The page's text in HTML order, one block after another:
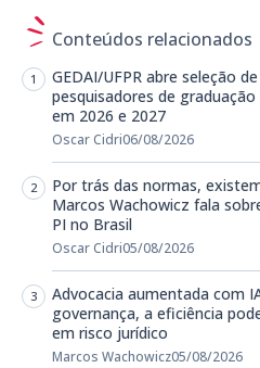
Conteúdos relacionados
GEDAI/UFPR abre seleção
pesquisadores de
em 2026 e 2027
Oscar Cidri06/08/2026
Por trás das normas,
Marcos Wachowicz fala
PI no Brasil
Oscar Cidri05/08/2026
Advocacia aumentada com
governança, a eficiência
em risco jurídico
Marcos Wachowicz05/08/2026